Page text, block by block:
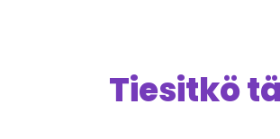
Tiesitkö